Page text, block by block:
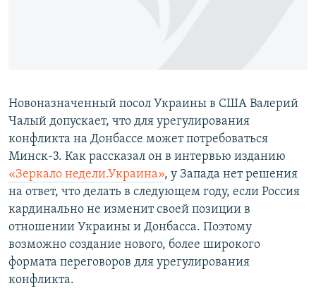
Все сайты RFE/RL
Новоназначенный посол Украины в США Валерий
Чалый допускает, что для урегулирования
конфликта на Донбассе может потребоваться
Минск-3. Как рассказал он в интервью изданию
«Зеркало недели.Украина», у Запада нет решения
на ответ, что делать в следующем году, если Россия
кардинально не изменит своей позиции в
отношении Украины и Донбасса. Поэтому
возможно создание нового, более широкого
формата переговоров для урегулирования
конфликта.